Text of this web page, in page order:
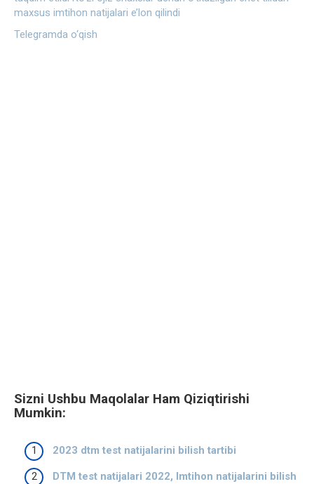
maxsus imtihon natijalari e’lon qilindi
Telegramda o‘qish
Sizni Ushbu Maqolalar Ham Qiziqtirishi
Mumkin:
2023 dtm test natijalarini bilish tartibi
DTM test natijalari 2022, Imtihon natijalarini bilish